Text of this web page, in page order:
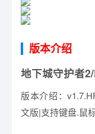
版本介绍
地下城守护者
版本介绍：
文版|支持键盘.鼠